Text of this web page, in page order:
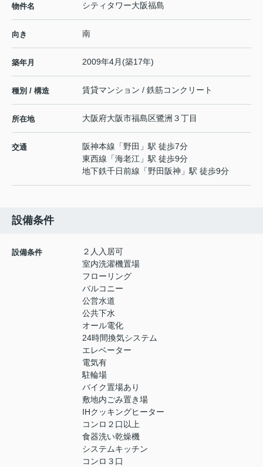
物件名 シティタワー大阪福島
向き 南
築年月 2009年4月(築17年)
種別 / 構造 賃貸マンション / 鉄筋コンクリート
所在地 大阪府大阪市福島区鷺洲 ３丁目
交通 阪神本線 「野田 」駅 徒歩7分
東西線 「海老江 」駅 徒歩9分
地下鉄千日前線 「野田阪神 」駅 徒歩9分
設備条件
設備条件
２人入居可
室内洗濯機置場
フローリング
バルコニー
公営水道
公共下水
オール電化
24時間換気システム
エレベーター
電気有
駐輪場
バイク置場あり
敷地内ごみ置き場
IHクッキングヒーター
コンロ２口以上
食器洗い乾燥機
システムキッチン
コンロ３口